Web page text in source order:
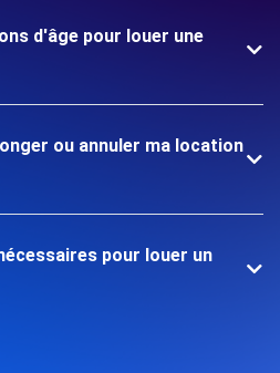
d'âge pour louer une
ou annuler ma location
pour louer un